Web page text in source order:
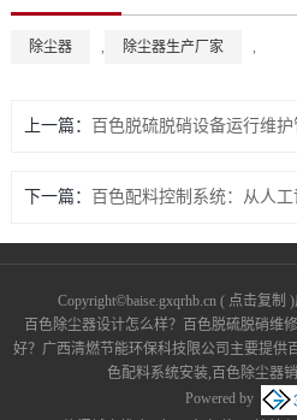
除尘器 , 除尘器生产厂家 ,
上一篇：
下一篇：
Copyright©baise.gxqrhb.cn( 点击复制 )
百色除尘器设计怎么样？百色脱硫脱硝维
好？广西清燃节能环保科技限公司主要提供
色配料系统安装,百色除尘器
Powered by